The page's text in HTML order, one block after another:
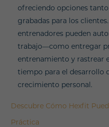
ofreciendo opciones
grabadas para los
entrenadores pueden
trabajo—como entregar
entrenamiento y rastrear
tiempo para el desarrollo
crecimiento personal.
Descubre Cómo Hexfit
Práctica